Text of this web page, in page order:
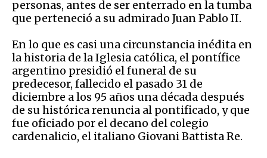
personas, antes de ser enterrado en la tumba
que perteneció a su admirado Juan Pablo II.
En lo que es casi una circunstancia inédita en
la historia de la Iglesia católica, el pontífice
argentino presidió el funeral de su
predecesor, fallecido el pasado 31 de
diciembre a los 95 años una década después
de su histórica renuncia al pontificado, y que
fue oficiado por el decano del colegio
cardenalicio, el italiano Giovani Battista Re.